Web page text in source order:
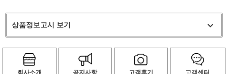
상품정보고시 보기
회사소개 공지사항 고객후기 고객센터